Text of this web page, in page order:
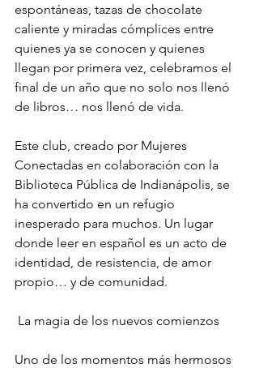
espontáneas, tazas de chocolate
caliente y miradas cómplices entre
quienes ya se conocen y quienes
llegan por primera vez, celebramos el
final de un año que no solo nos llenó
de libros… nos llenó de vida.
Este club, creado por Mujeres
Conectadas en colaboración con la
Biblioteca Pública de Indianápolis, se
ha convertido en un refugio
inesperado para muchos. Un lugar
donde leer en español es un acto de
identidad, de resistencia, de amor
propio… y de comunidad.
La magia de los nuevos comienzos
Uno de los momentos más hermosos